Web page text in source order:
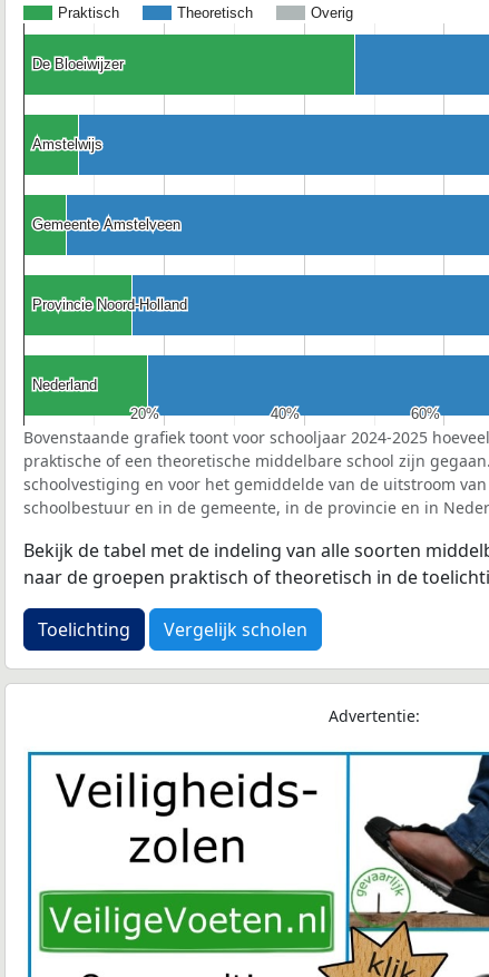
Praktisch Theoretisch Overig
20%
20% 40%
40% 60%
60%
De Bloeiwijzer
De Bloeiwijzer
Amstelwijs
Amstelwijs
Gemeente Amstelveen
Gemeente Amstelveen
Provincie Noord-Holland
Provincie Noord-Holland
Nederland
Nederland
Bovenstaande grafiek toont voor schooljaar 2024-2025
praktische of een theoretische middelbare school zijn
schoolvestiging en voor het gemiddelde van de uitstroom
schoolbestuur en in de gemeente, in de provincie en in
Bekijk de tabel met de indeling van alle soorten
naar de groepen praktisch of theoretisch in de
Toelichting Vergelijk scholen
Advertentie: